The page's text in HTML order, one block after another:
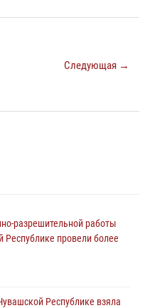
Следующая →
разрешительной работы
Республике провели более
Республике взяла